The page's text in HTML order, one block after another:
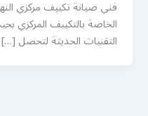
فني صيانة تكييف مركزي
الخاصة بالتكييف المركزي
التقنيات الحديثة لتحصل […]